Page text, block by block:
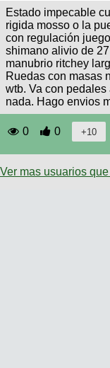
Fotos
del
DÍA
Fotos
mas
votadas
Estado impecable
rigida mosso o la
con regulación
shimano alivio de
manubrio ritchey
Ruedas con masas
wtb. Va con
nada. Hago envios
0 0
Ver mas usuarios